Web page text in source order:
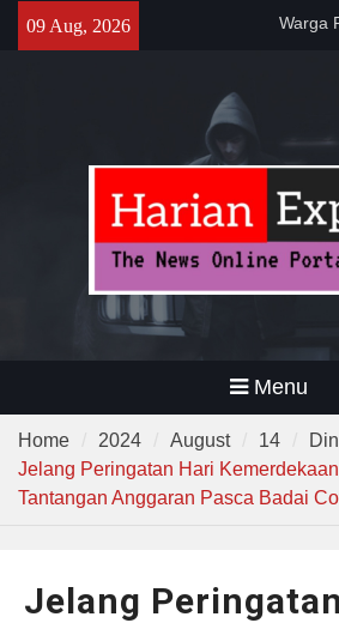
09 Aug, 2026
Warga
Banten
Gelar
Polsek
Warga
Menu
Home 2024 August 14
Jelang Peringatan Hari
Tantangan Anggaran Pasca Badai
Jelang